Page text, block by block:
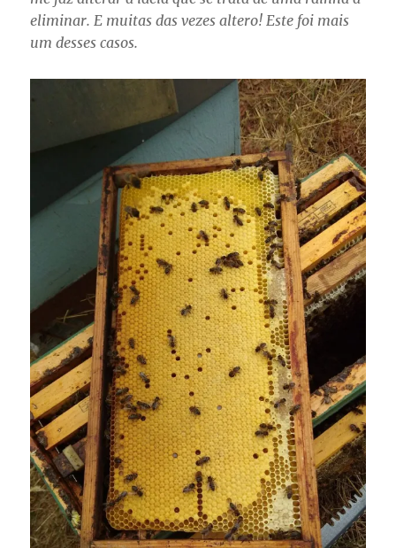
eliminar. E muitas das vezes altero! Este foi mais
um desses casos.